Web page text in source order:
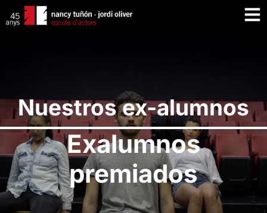
Nuestros ex-alumnos
Exalumnos
premiados